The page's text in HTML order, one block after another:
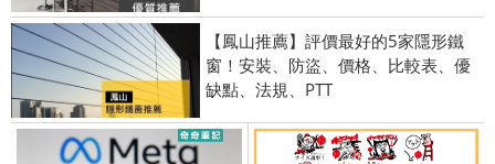
【鳳山推薦】評價最好的5家隱形鐵
窗！安裝、防盜、價格、比較表、優
缺點、法規、PTT